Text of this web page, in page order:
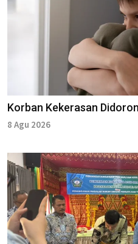
Korban Kekerasan
8 Agu 2026